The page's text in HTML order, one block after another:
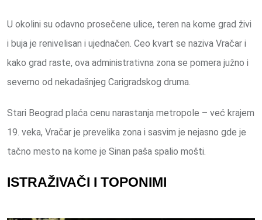
U okolini su odavno prosečene ulice, teren na kome grad živi
i buja je renivelisan i ujednačen. Ceo kvart se naziva Vračar i
kako grad raste, ova administrativna zona se pomera južno i
severno od nekadašnjeg Carigradskog druma.
Stari Beograd plaća cenu narastanja metropole – već krajem
19. veka, Vračar je prevelika zona i sasvim je nejasno gde je
tačno mesto na kome je Sinan paša spalio mošti.
ISTRAŽIVAČI I TOPONIMI